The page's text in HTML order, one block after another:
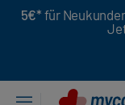
5€* für